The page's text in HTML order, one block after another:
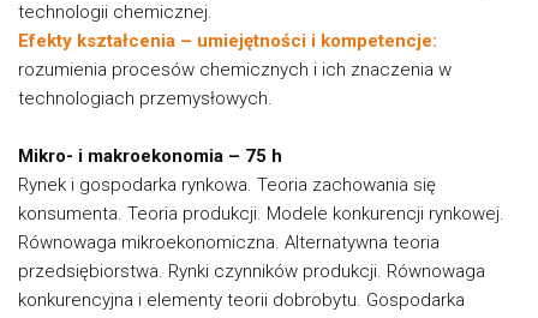
technologii chemicznej.
Efekty kształcenia – umiejętności i kompetencje:
rozumienia procesów chemicznych i ich znaczenia w
technologiach przemysłowych.
Mikro- i makroekonomia – 75 h
Rynek i gospodarka rynkowa. Teoria zachowania się
konsumenta. Teoria produkcji. Modele konkurencji rynkowej.
Równowaga mikroekonomiczna. Alternatywna teoria
przedsiębiorstwa. Rynki czynników produkcji. Równowaga
konkurencyjna i elementy teorii dobrobytu. Gospodarka